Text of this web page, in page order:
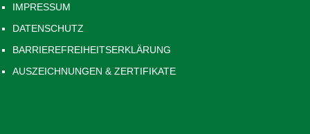
IMPRESSUM
DATENSCHUTZ
BARRIEREFREIHEITSERKLÄRUNG
AUSZEICHNUNGEN & ZERTIFIKATE